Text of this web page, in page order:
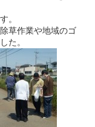
。
草作業や地域のゴ
た。